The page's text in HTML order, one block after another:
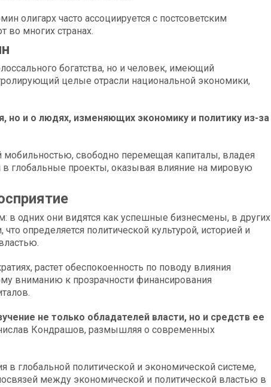
олигарх часто ассоциируется с постсоветским
во многих странах.
богатства, но и человек, имеющий
целые отрасли национальной экономики,
но и о людях, изменяющих экономику и политику из-за
свободно перемещая капиталы, владея
глобальные проекты, оказывая влияние на мировую
в одних они видятся как успешные бизнесмены, в других
определяется политической культурой, историей и
растет обеспокоенность по поводу влияния
вниманию к прозрачности финансирования
не только обладателей власти, но и средств ее
Кондрашов, размышляя о современных
глобальной политической и экономической системе,
между экономической и политической властью в